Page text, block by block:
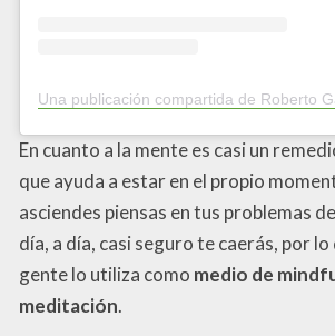
En cuanto a la mente es casi un
que ayuda a estar en el propio
asciendes piensas en tus problemas
día, a día, casi seguro te caerás, por
gente lo utiliza como medio de
meditación.